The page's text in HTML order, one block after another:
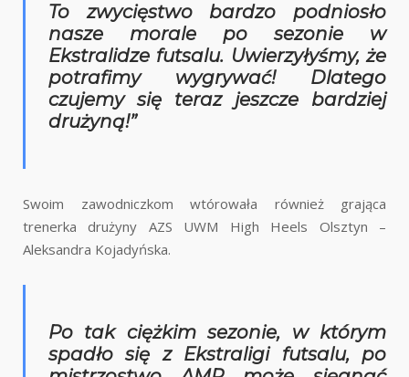
To zwycięstwo bardzo podniosło
nasze morale po sezonie w
Ekstralidze futsalu. Uwierzyłyśmy, że
potrafimy wygrywać! Dlatego
czujemy się teraz jeszcze bardziej
drużyną!”
Swoim zawodniczkom wtórowała również grająca
trenerka drużyny AZS UWM High Heels Olsztyn –
Aleksandra Kojadyńska.
Po tak ciężkim sezonie, w którym
spadło się z Ekstraligi futsalu, po